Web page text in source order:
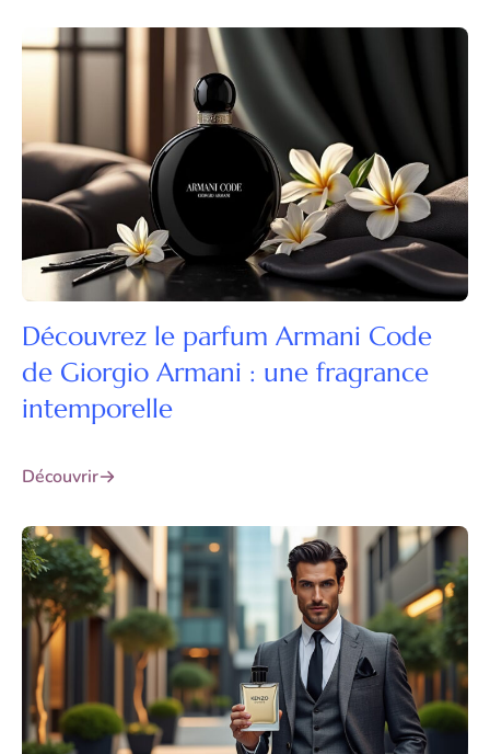
Découvrez le parfum Armani Code
de Giorgio Armani : une fragrance
intemporelle
Découvrir